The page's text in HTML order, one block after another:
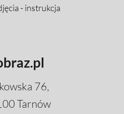
- instrukcja
76,
Tarnów